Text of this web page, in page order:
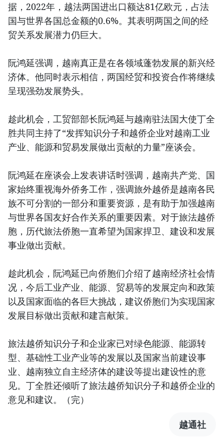
据，2022年，越法两国进出口额达81亿欧元，占法
国与世界各国总金额的0.6%。其表明两国之间的经
贸关系发展潜力仍巨大。
阮鸿延强调，越南真正是在各领域蓬勃发展的新兴经
济体。他同时表示相信，两国经贸和投资合作将继续
呈现强劲发展势头。
趁此机会，工贸部部长阮鸿延与越南驻法国大使丁全
胜共同主持了“发挥知识分子和越侨企业对越南工业
产业、能源和贸易发展做出贡献的力量”座谈会。
阮鸿延在座谈会上发表讲话时强调，越南共产党、国
家始终重视海外侨务工作，强调旅外越侨是越南各民
族不可分割的一部分和重要资源，是有助于加强越南
与世界各国友好合作关系的重要因素。对于旅法越侨
胞，历代旅法侨胞一直希望为国家捍卫、建设和发展
事业做出贡献。
趁此机会，阮鸿延已向侨胞们介绍了越南经济社会情
况，今后工业产业、能源、贸易等的发展定向和政策
以及国家面临的各巨大挑战，建议侨胞们为实现国家
发展目标做出贡献和建言献策。
旅法越侨知识分子和企业家已对绿色能源、能源转
型、基础性工业产业等的发展以及国家当前建设事
业、越南独立自主经济体的建设等提出建设性的意
见。丁全胜还倾听了旅法越侨知识分子和越侨企业的
意见和建议。（完）
越通社